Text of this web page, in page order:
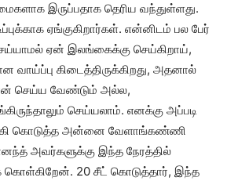
இருப்பதாக தெரிய வந்துள்ளது.
ஏங்குகிறார்கள். என்னிடம் பல பேர்
ஏன் இலங்கைக்கு செய்கிறாய்,
வாய்ப்பு கிடைத்திருக்கிறது, அதனால்
செய்ய வேண்டும் அல்ல,
செய்யலாம். எனக்கு அப்படி
கொடுத்த அன்னை வேளாங்கண்ணி
அவர்களுக்கு இந்த நேரத்தில்
கொள்கிறேன். 20 சீட் கொடுத்தார், இந்த